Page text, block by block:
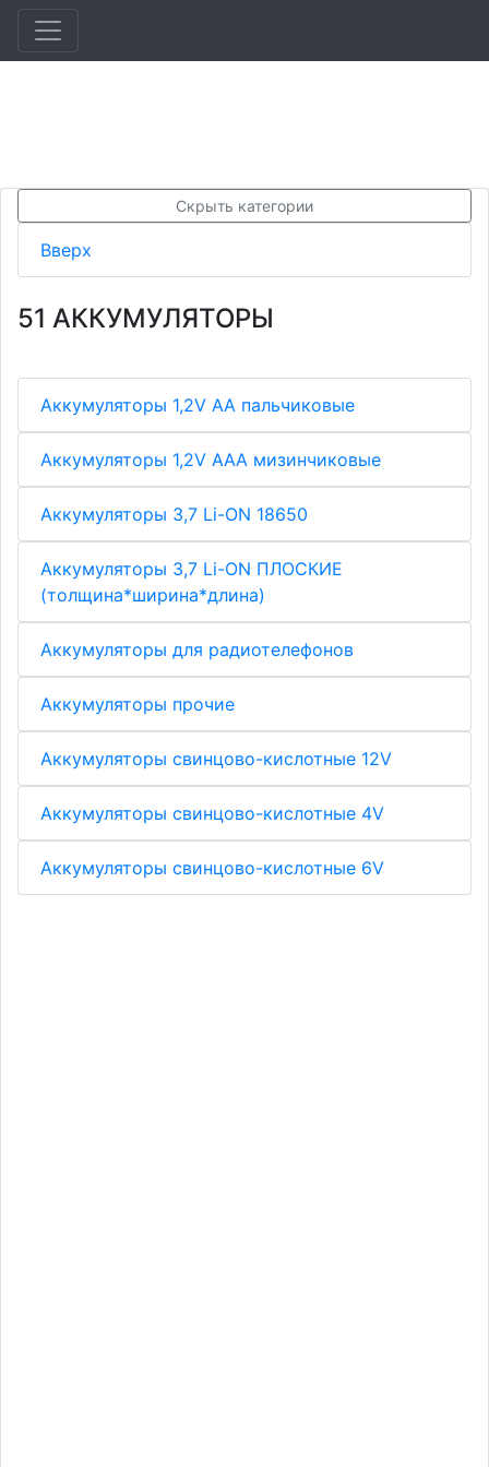
Скрыть категории
Вверх
51 АККУМУЛЯТОРЫ
Аккумуляторы 1,2V AA пальчиковые
Аккумуляторы 1,2V ААА мизинчиковые
Аккумуляторы 3,7 Li-ON 18650
Аккумуляторы 3,7 Li-ON ПЛОСКИЕ
(толщина*ширина*длина)
Аккумуляторы для радиотелефонов
Аккумуляторы прочие
Аккумуляторы свинцово-кислотные 12V
Аккумуляторы свинцово-кислотные 4V
Аккумуляторы свинцово-кислотные 6V